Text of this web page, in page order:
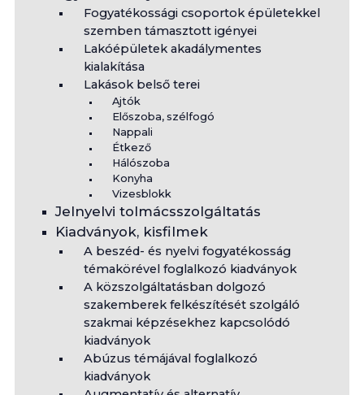
Fogyatékossági csoportok épületekkel
szemben támasztott igényei
Lakóépületek akadálymentes
kialakítása
Lakások belső terei
Ajtók
Előszoba, szélfogó
Nappali
Étkező
Hálószoba
Konyha
Vizesblokk
Jelnyelvi tolmácsszolgáltatás
Kiadványok, kisfilmek
A beszéd- és nyelvi fogyatékosság
témakörével foglalkozó kiadványok
A közszolgáltatásban dolgozó
szakemberek felkészítését szolgáló
szakmai képzésekhez kapcsolódó
kiadványok
Abúzus témájával foglalkozó
kiadványok